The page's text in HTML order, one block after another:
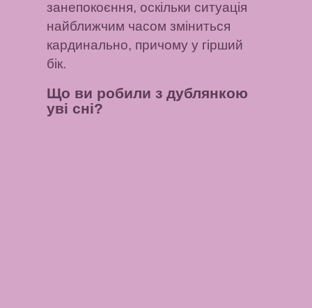
занепокоєння, оскільки ситуація
найближчим часом зміниться
кардинально, причому у гірший
бік.
Що ви робили з дублянкою
уві сні?